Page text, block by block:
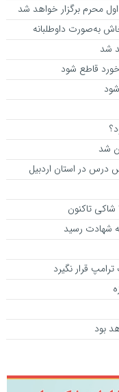
محرم برگزار خواهد شد
شد
قاطع شود
شد
شهادت رسید
قرار نگیرد
بود